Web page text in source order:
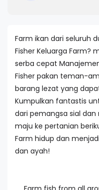
Farm ikan dari seluruh
Fisher Keluarga Farm?
serba cepat
Fisher pakan teman-
barang lezat yang
Kumpulkan fantastis
dari pemangsa sial dan
maju ke pertanian
Farm hidup dan menjadi
dan ayah!